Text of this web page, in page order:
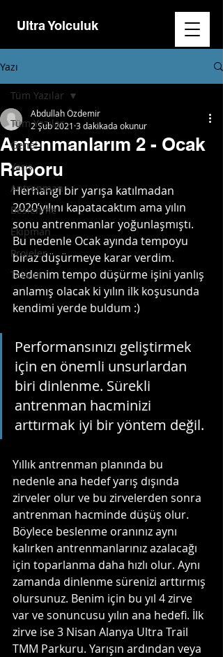
Ultra Yolculuk
Yazı
Tüm Yazılar
Genel
Yarış
Antrenman
Beslenme
Ekipman
Projeler
Takvim
Tüm Yazılar
Antenmanlarım 2 - Ocak
Raporu
Abdullah Özdemir
2 Şub 2021 3 dakikada okunur
Herhangi bir yarışa katılmadan
2020’yılını kapatacaktım ama yılın
sonu antrenmanlar yoğunlaşmıştı.
Bu nedenle Ocak ayında tempoyu
biraz düşürmeye karar verdim.
Bedenim tempo düşürme işini yanlış
anlamış olacak ki yılın ilk koşusunda
kendimi yerde buldum :)
Performansınızı geliştirmek
için en önemli unsurlardan
biri dinlenme. Sürekli
antrenman hacminizi
arttırmak iyi bir yöntem değil.
Yıllık antrenman planında bu
nedenle ana hedef yarış dışında
zirveler olur ve bu zirvelerden sonra
antrenman hacminde düşüş olur.
Böylece beslenme oranınız aynı
kalırken antrenmanlarınız azalacağı
için toparlanma daha hızlı olur. Aynı
zamanda dinlenme sürenizi arttırmış
olursunuz. Benim için bu yıl 4 zirve
var ve sonuncusu yılın ana hedefi. İlk
zirve ise 3 Nisan Alanya Ultra Trail
TMM Parkuru. Yarışın ardından veya